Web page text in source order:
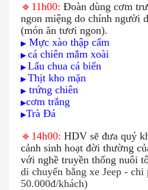
🔹11h00: Đoàn dùng cơm
ngon miệng do chính người
(món ăn tươi ngon).
▶ Mực xào thập cẩm
▶ cá chiên mắm xoài
▶ Lẩu chua cá biển
▶ Thịt kho mặn
▶ trứng chiên
▶cơm trắng
▶Trà Đá
🔹14h00: HDV sẽ đưa quý
cảnh sinh hoạt đời thường
với nghề truyền thống nuôi
di chuyển bằng xe Jeep -
50.000đ/khách)